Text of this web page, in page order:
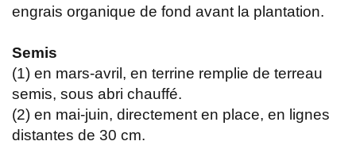
engrais organique de fond avant la plantation.
Semis
(1) en mars-avril, en terrine remplie de terreau
semis, sous abri chauffé.
(2) en mai-juin, directement en place, en lignes
distantes de 30 cm.